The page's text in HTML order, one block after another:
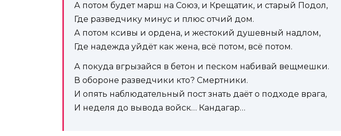
А потом будет марш на Союз, и Крещатик, и старый Подол,
Где разведчику минус и плюс отчий дом.
А потом ксивы и ордена, и жестокий душевный надлом,
Где надежда уйдёт как жена, всё потом, всё потом.
А покуда вгрызайся в бетон и песком набивай вещмешки.
В обороне разведчики кто? Смертники.
И опять наблюдательный пост знать даёт о подходе врага,
И неделя до вывода войск… Кандагар…